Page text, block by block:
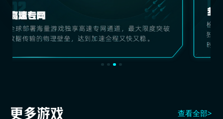
查看全部>